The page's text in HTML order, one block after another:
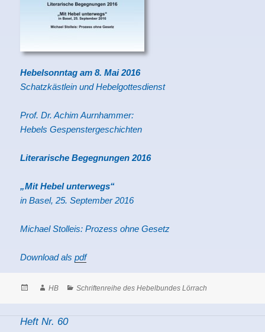
Hebelsonntag am 8. Mai 2016
Schatzkästlein und Hebelgottesdienst
Prof. Dr. Achim Aurnhammer:
Hebels Gespenstergeschichten
Literarische Begegnungen 2016
„Mit Hebel unterwegs“
in Basel, 25. September 2016
Michael Stolleis: Prozess ohne Gesetz
Download alspdf
PostedAuthor
HB Categories
Schriftenreihe des Hebelbundes Lörrach
Heft Nr. 60